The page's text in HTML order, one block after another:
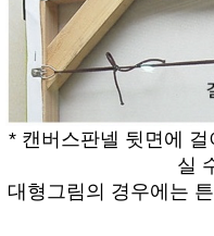
* 캔버스판넬 뒷면에
실
대형그림의 경우에는